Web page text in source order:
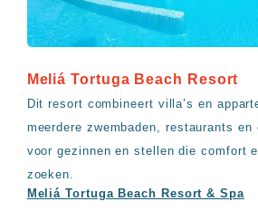
Meliá Tortuga Beach Resort
Dit resort combineert villa’s en
meerdere zwembaden, restaurants en
voor gezinnen en stellen die comfort
zoeken.
Meliá Tortuga Beach Resort & Spa